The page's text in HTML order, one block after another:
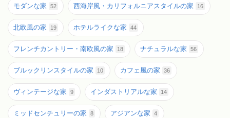
モダンな家 52 西海岸風・カリフォルニアスタイルの家 16
北欧風の家 19 ホテルライクな家 44
フレンチカントリー・南欧風の家 18 ナチュラルな家 56
ブルックリンスタイルの家 10 カフェ風の家 36
ヴィンテージな家 9 インダストリアルな家 14
ミッドセンチュリーの家 8 アジアンな家 4